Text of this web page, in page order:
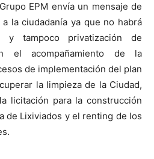
EPM envía un mensaje de
la ciudadanía ya que no habrá
y tampoco privatización de
el acompañamiento de la
de implementación del plan
la limpieza de la Ciudad,
licitación para la construcción
de Lixiviados y el renting de los